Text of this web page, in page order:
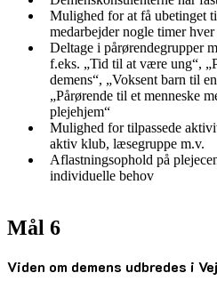
Mulighed for at få ubetinget
medarbejder nogle timer hver
Deltage i pårørendegrupper
f.eks. „Tid til at være ung“,
demens“, „Voksent barn til
„Pårørende til et menneske
plejehjem“
Mulighed for tilpassede
aktiv klub, læsegruppe m.v.
Aflastningsophold på
individuelle behov
Mål 6
Viden om demens udbredes i